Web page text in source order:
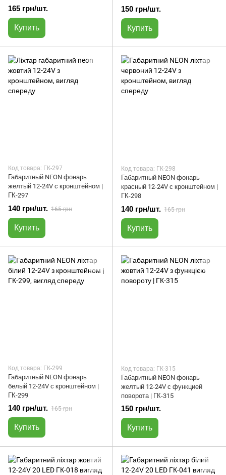
165 грн/шт.
Купить
150 грн/шт.
Купить
Код товара: ГК-297
Габаритный NEON фонарь
желтый 12-24V с кронштейном |
ГК-297
140 грн/шт. 165 грн
Купить
Код товара: ГК-298
Габаритный NEON фонарь
красный 12-24V с кронштейном |
ГК-298
140 грн/шт. 165 грн
Купить
Код товара: ГК-299
Габаритный NEON фонарь
белый 12-24V с кронштейном |
ГК-299
140 грн/шт. 165 грн
Купить
Код товара: ГК-315
Габаритный NEON фонарь
желтый 12-24V с функцией
поворота | ГК-315
150 грн/шт.
Купить